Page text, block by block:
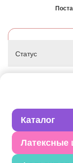
Каталог
Латексные
Статус
Событие
Общие размеры
Исходный